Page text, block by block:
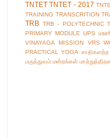
TNTET TNTET - 2017
TRAINING TRANSCRITION
TRB TRB - POLYTECHNIC
PRIMARY MODULE UPS
VINAYAGA MISSION VRS
PRACTICAL
YOGA
மருத்துவம் மன்றங்கள்